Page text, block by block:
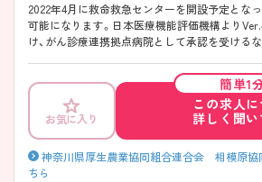
2022年4月に救命救急センターを開設予定とな
可能になります。日本医療機能評価機構より
け、がん診療連携拠点病院として承認を受ける
ー化しており、専門的に学ぶことが出来ます。
生も充実しています。ご興味のある方には、さら
ますので、お気軽にご相談ください。【アクセス
ら京王線で一本40分、横浜から横浜線で一本40
一本10分【教育体制】ラダー・教育専任の看護師
からないことがあった場合は自分で検索して学
ングなども整えています。
お気に入り
簡単1
この求人に
詳しく聞い
神奈川県厚生農業協同組合連合会 相模原
ちら